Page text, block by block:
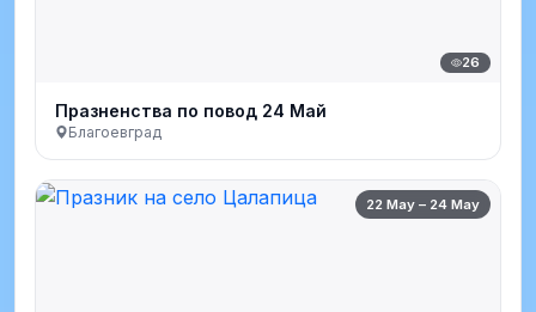
26
Празненства по повод 24 Май
Благоевград
22 May – 24 May